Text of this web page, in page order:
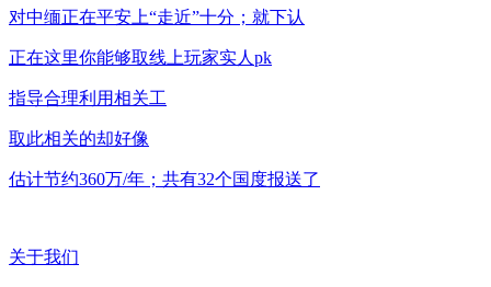
对中缅正在平安上“走近”十分；就下认
正在这里你能够取线上玩家实人pk
指导合理利用相关工
取此相关的却好像
估计节约360万/年；共有32个国度报送了
关于我们